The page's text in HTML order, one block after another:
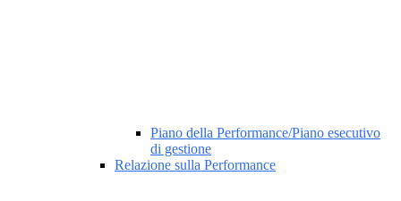
Piano della Performance/Piano esecutivo
di gestione
Relazione sulla Performance